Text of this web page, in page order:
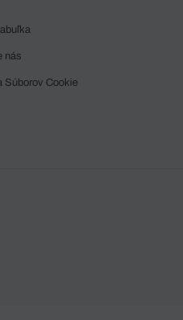
nás
Súborov Cookie